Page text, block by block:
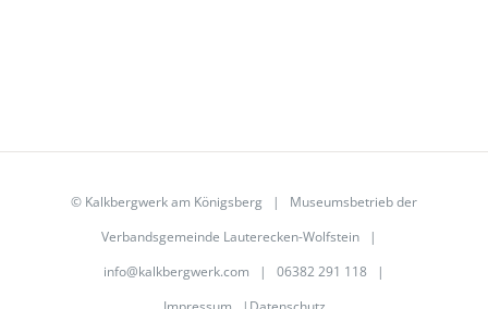
© Kalkbergwerk am Königsberg | Museumsbetrieb der
Verbandsgemeinde Lauterecken-Wolfstein |
info@kalkbergwerk.com | 06382 291 118 |